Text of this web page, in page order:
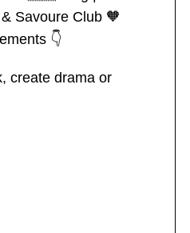
Savoure Club 🧡
👇
create drama or